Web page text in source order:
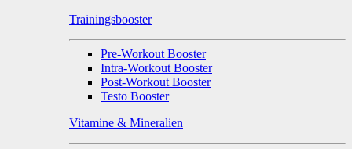
Trainingsbooster
Pre-Workout Booster
Intra-Workout Booster
Post-Workout Booster
Testo Booster
Vitamine & Mineralien